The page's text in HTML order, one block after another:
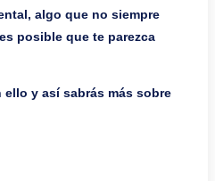
algo que no siempre
posible que te parezca
ello y así sabrás más sobre